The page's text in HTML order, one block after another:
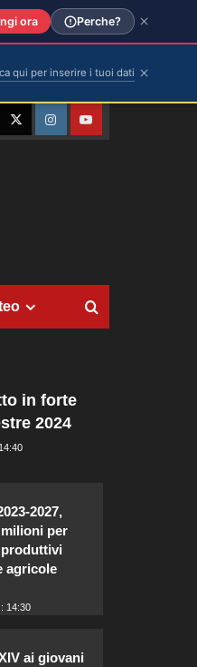
TwitterInstagramYouTube
in forte
2024
2027,
per
agricole
14:30
ai giovani
ora Perche?
qui per inserire i tuoi dati